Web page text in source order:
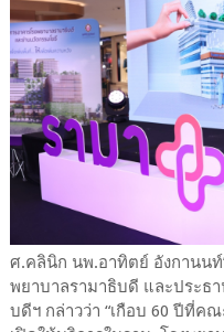
ศ.คลินิก นพ.อาทิตย์ อังกานน
พยาบาลรามาธิบดี และประธ
บดีฯ กล่าวว่า “เกือบ 60 ปีที่ค